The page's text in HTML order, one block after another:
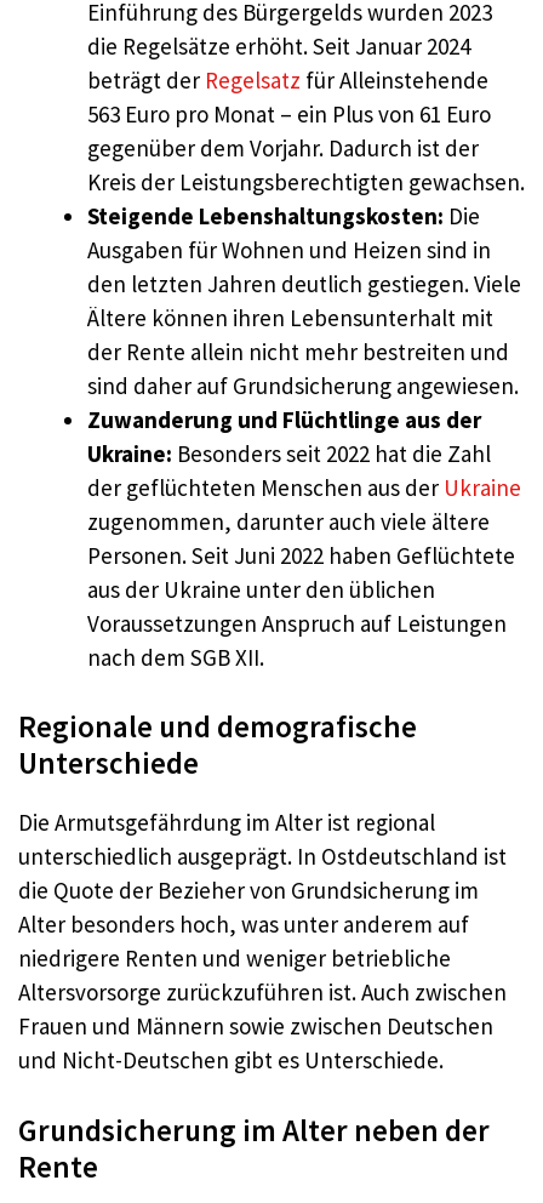
Einführung des Bürgergelds wurden 2023
die Regelsätze erhöht. Seit Januar 2024
beträgt der Regelsatz für Alleinstehende
563 Euro pro Monat – ein Plus von 61 Euro
gegenüber dem Vorjahr. Dadurch ist der
Kreis der Leistungsberechtigten gewachsen.
Steigende Lebenshaltungskosten: Die
Ausgaben für Wohnen und Heizen sind in
den letzten Jahren deutlich gestiegen. Viele
Ältere können ihren Lebensunterhalt mit
der Rente allein nicht mehr bestreiten und
sind daher auf Grundsicherung angewiesen.
Zuwanderung und Flüchtlinge aus der
Ukraine: Besonders seit 2022 hat die Zahl
der geflüchteten Menschen aus der Ukraine
zugenommen, darunter auch viele ältere
Personen. Seit Juni 2022 haben Geflüchtete
aus der Ukraine unter den üblichen
Voraussetzungen Anspruch auf Leistungen
nach dem SGB XII.
Regionale und demografische
Unterschiede
Die Armutsgefährdung im Alter ist regional
unterschiedlich ausgeprägt. In Ostdeutschland ist
die Quote der Bezieher von Grundsicherung im
Alter besonders hoch, was unter anderem auf
niedrigere Renten und weniger betriebliche
Altersvorsorge zurückzuführen ist. Auch zwischen
Frauen und Männern sowie zwischen Deutschen
und Nicht-Deutschen gibt es Unterschiede.
Grundsicherung im Alter neben der
Rente